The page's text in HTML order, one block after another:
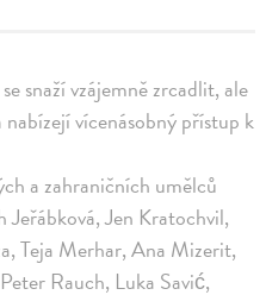
snaží vzájemně zrcadlit, ale
vícenásobný přístup k
a zahraničních umělců
Jen Kratochvil,
Teja Merhar, Ana Mizerit,
Rauch, Luka Savić,